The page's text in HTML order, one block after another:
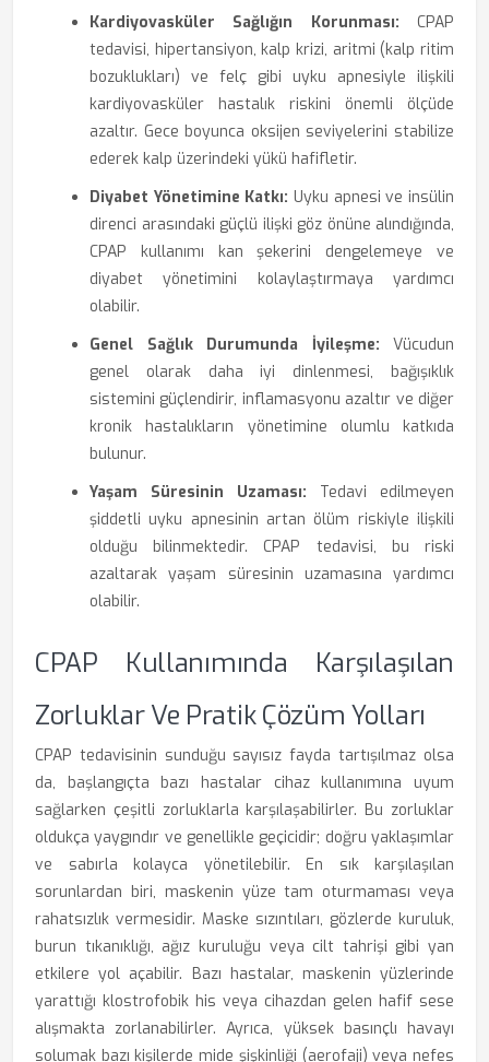
Kardiyovasküler Sağlığın Korunması: CPAP
tedavisi, hipertansiyon, kalp krizi, aritmi (kalp ritim
bozuklukları) ve felç gibi uyku apnesiyle ilişkili
kardiyovasküler hastalık riskini önemli ölçüde
azaltır. Gece boyunca oksijen seviyelerini stabilize
ederek kalp üzerindeki yükü hafifletir.
Diyabet Yönetimine Katkı: Uyku apnesi ve insülin
direnci arasındaki güçlü ilişki göz önüne alındığında,
CPAP kullanımı kan şekerini dengelemeye ve
diyabet yönetimini kolaylaştırmaya yardımcı
olabilir.
Genel Sağlık Durumunda İyileşme: Vücudun
genel olarak daha iyi dinlenmesi, bağışıklık
sistemini güçlendirir, inflamasyonu azaltır ve diğer
kronik hastalıkların yönetimine olumlu katkıda
bulunur.
Yaşam Süresinin Uzaması: Tedavi edilmeyen
şiddetli uyku apnesinin artan ölüm riskiyle ilişkili
olduğu bilinmektedir. CPAP tedavisi, bu riski
azaltarak yaşam süresinin uzamasına yardımcı
olabilir.
CPAP Kullanımında Karşılaşılan
Zorluklar Ve Pratik Çözüm Yolları
CPAP tedavisinin sunduğu sayısız fayda tartışılmaz olsa
da, başlangıçta bazı hastalar cihaz kullanımına uyum
sağlarken çeşitli zorluklarla karşılaşabilirler. Bu zorluklar
oldukça yaygındır ve genellikle geçicidir; doğru yaklaşımlar
ve sabırla kolayca yönetilebilir. En sık karşılaşılan
sorunlardan biri, maskenin yüze tam oturmaması veya
rahatsızlık vermesidir. Maske sızıntıları, gözlerde kuruluk,
burun tıkanıklığı, ağız kuruluğu veya cilt tahrişi gibi yan
etkilere yol açabilir. Bazı hastalar, maskenin yüzlerinde
yarattığı klostrofobik his veya cihazdan gelen hafif sese
alışmakta zorlanabilirler. Ayrıca, yüksek basınçlı havayı
solumak bazı kişilerde mide şişkinliği (aerofaji) veya nefes